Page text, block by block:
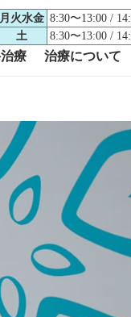
月火水金 8:30〜13:00 /
土
8:30〜13:00 /
療 治療について